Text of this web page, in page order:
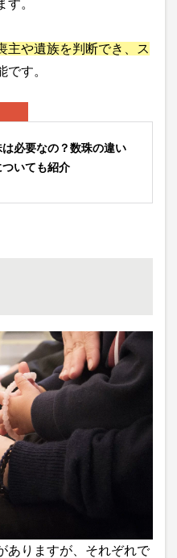
。
主や遺族を判断でき、ス
です。
必要なの？数珠の違い
いても紹介
ありますが、それぞれで